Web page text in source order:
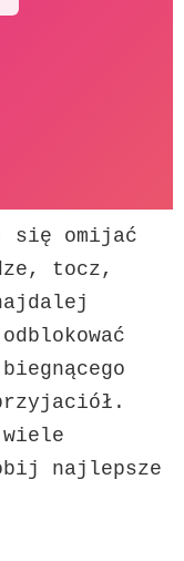
się omijać
tocz,
wiele
najlepsze